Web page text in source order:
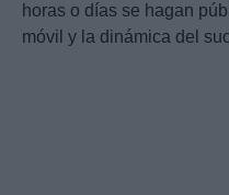
horas o días se hagan
móvil y la dinámica del